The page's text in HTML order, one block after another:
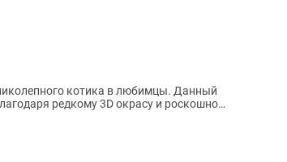
котика в любимцы. Данный
редкому 3D окрасу и роскошной